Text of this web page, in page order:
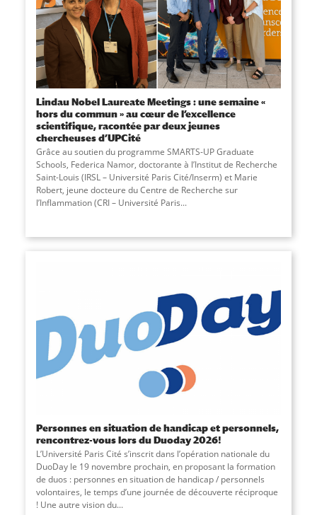
Lindau Nobel Laureate Meetings : une semaine «
hors du commun » au cœur de l’excellence
scientifique, racontée par deux jeunes
chercheuses d’UPCité
Grâce au soutien du programme SMARTS-UP Graduate
Schools, Federica Namor, doctorante à l’Institut de Recherche
Saint-Louis (IRSL – Université Paris Cité/Inserm) et Marie
Robert, jeune docteure du Centre de Recherche sur
l’Inflammation (CRI – Université Paris...
Personnes en situation de handicap et personnels,
rencontrez-vous lors du Duoday 2026!
L’Université Paris Cité s’inscrit dans l’opération nationale du
DuoDay le 19 novembre prochain, en proposant la formation
de duos : personnes en situation de handicap / personnels
volontaires, le temps d’une journée de découverte réciproque
! Une autre vision du...